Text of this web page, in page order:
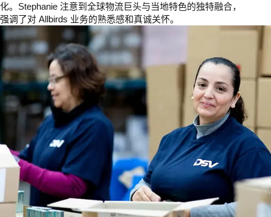
化。Stephanie 注意到全球物流巨头与当地特色的独特融合，
强调了对 Allbirds 业务的熟悉感和真诚关怀。